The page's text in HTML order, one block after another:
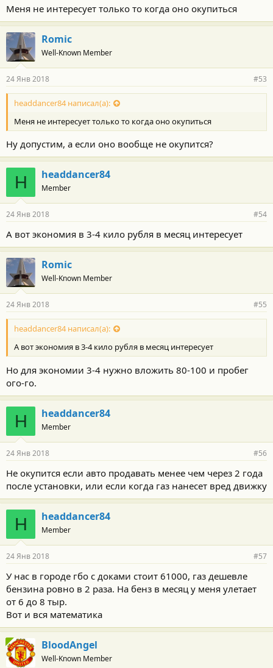
Меня не интересует только то когда оно окупиться
Romic
Well-Known Member
24 Янв 2018 #53
headdancer84 написал(а):
Меня не интересует только то когда оно окупиться
Ну допустим, а если оно вообще не окупится?
H headdancer84
Member
24 Янв 2018 #54
А вот экономия в 3-4 кило рубля в месяц интересует
Romic
Well-Known Member
24 Янв 2018 #55
headdancer84 написал(а):
А вот экономия в 3-4 кило рубля в месяц интересует
Но для экономии 3-4 нужно вложить 80-100 и пробег
ого-го.
H headdancer84
Member
24 Янв 2018 #56
Не окупится если авто продавать менее чем через 2 года
после установки, или если когда газ нанесет вред движку
H headdancer84
Member
24 Янв 2018 #57
У нас в городе гбо с доками стоит 61000, газ дешевле
бензина ровно в 2 раза. На бенз в месяц у меня улетает
от 6 до 8 тыр.
Вот и вся математика
BloodAngel
Well-Known Member